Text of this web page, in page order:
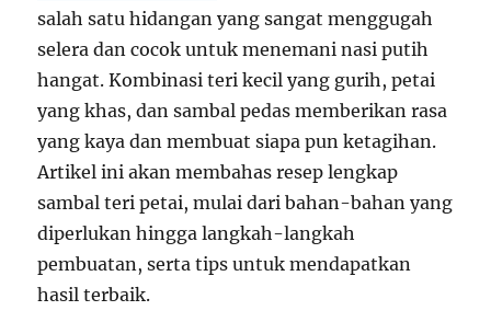
salah satu hidangan yang sangat menggugah
selera dan cocok untuk menemani nasi putih
hangat. Kombinasi teri kecil yang gurih, petai
yang khas, dan sambal pedas memberikan rasa
yang kaya dan membuat siapa pun ketagihan.
Artikel ini akan membahas resep lengkap
sambal teri petai, mulai dari bahan-bahan yang
diperlukan hingga langkah-langkah
pembuatan, serta tips untuk mendapatkan
hasil terbaik.